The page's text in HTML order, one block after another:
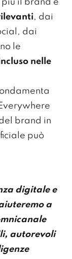
più il brand è
, dai
dai
le
nelle
brand in
può
digitale e
a
autorevoli